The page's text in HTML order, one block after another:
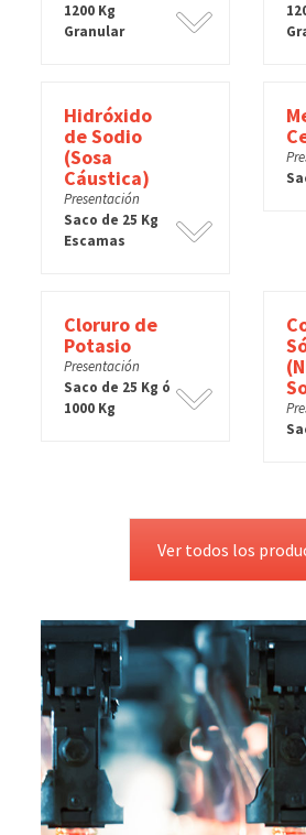
1200 Kg
Granular
Hidróxido
de Sodio
(Sosa
Cáustica)
Presentación
Saco de 25 Kg
Escamas
Cloruro de
Potasio
Presentación
Saco de 25 Kg ó
1000 Kg
Ver todos los